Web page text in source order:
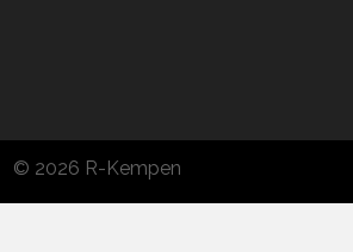
© 2026 R-Kempen